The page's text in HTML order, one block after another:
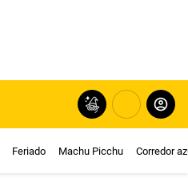
Feriado Machu Picchu Corredor